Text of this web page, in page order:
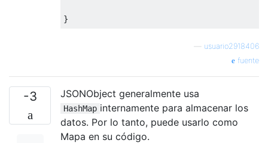
}
usuario2918406
fuente
-3 JSONObject generalmente usa
HashMap internamente para almacenar los
datos. Por lo tanto, puede usarlo como
Mapa en su código.